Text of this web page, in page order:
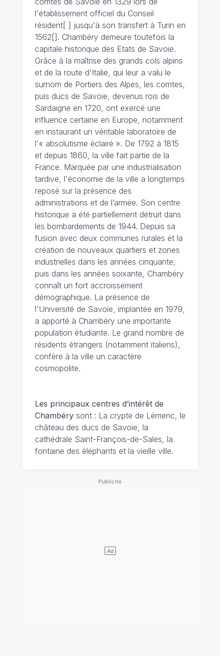
l'établissement officiel du Conseil
résident[ ] jusqu'à son transfert à Turin en
1562[]. Chambéry demeure toutefois la
capitale historique des Etats de Savoie.
Grâce à la maîtrise des grands cols alpins
et de la route d'Italie, qui leur a valu le
surnom de Portiers des Alpes, les comtes,
puis ducs de Savoie, devenus rois de
Sardaigne en 1720, ont exercé une
influence certaine en Europe, notamment
en instaurant un véritable laboratoire de
l'« absolutisme éclairé ». De 1792 à 1815
et depuis 1860, la ville fait partie de la
France. Marquée par une industrialisation
tardive, l'économie de la ville a longtemps
reposé sur la présence des
administrations et de l’armée. Son centre
historique a été partiellement détruit dans
les bombardements de 1944. Depuis sa
fusion avec deux communes rurales et la
création de nouveaux quartiers et zones
industrielles dans les années cinquante,
puis dans les années soixante, Chambéry
connaît un fort accroissement
démographique. La présence de
l'Université de Savoie, implantée en 1979,
a apporté à Chambéry une importante
population étudiante. Le grand nombre de
résidents étrangers (notamment italiens),
confère à la ville un caractère
cosmopolite.
Les principaux centres d’intérêt de
Chambérysont : La crypte de Lémenc, le
château des ducs de Savoie, la
cathédrale Saint-François-de-Sales, la
fontaine des éléphants et la vieille ville.